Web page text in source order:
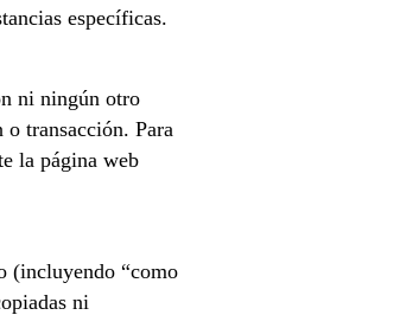
específicas.
ni ningún otro
transacción. Para
la página web
(incluyendo “como
ni